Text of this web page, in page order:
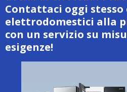
Contattaci oggi
elettrodomestici alla
con un servizio su
esigenze!